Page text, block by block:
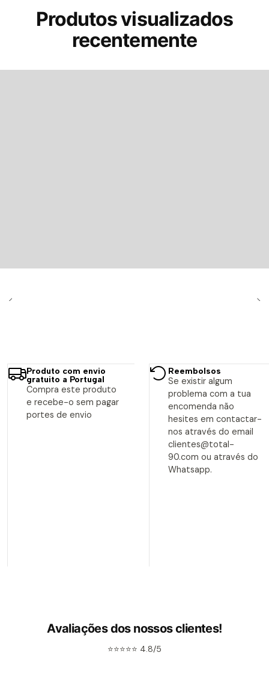
Produtos visualizados
recentemente
Produto com envio
gratuito a Portugal
Compra este produto
e recebe-o sem pagar
portes de envio
Reembolsos
Se existir algum
problema com a tua
encomenda não
hesites em contactar-
nos através do email
clientes@total-
90.com ou através do
Whatsapp.
Avaliações dos nossos clientes!
⭐⭐⭐⭐⭐ 4.8/5